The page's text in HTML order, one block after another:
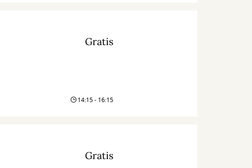
Gratis
14:15 - 16:15
Gratis